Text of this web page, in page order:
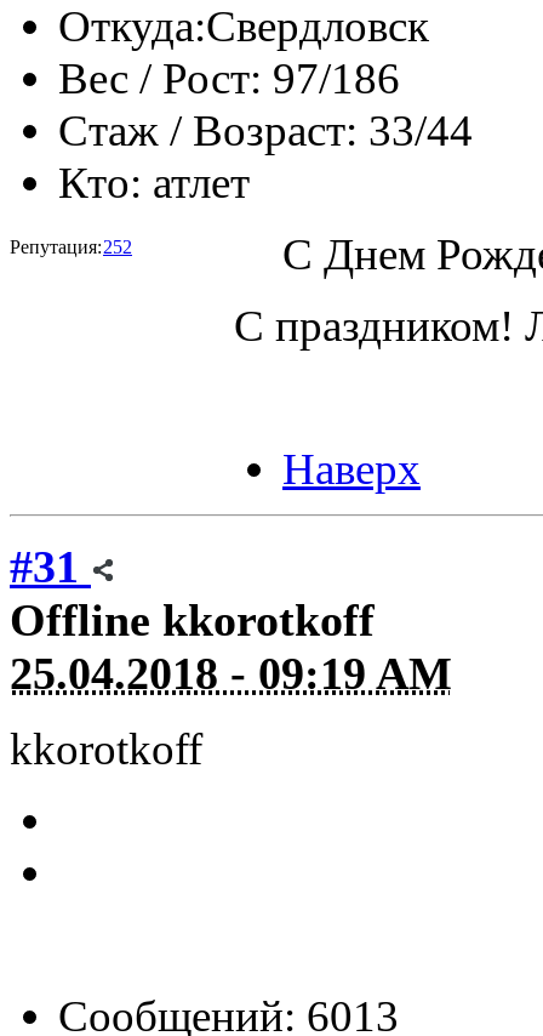
Откуда:Свердловск
Вес / Рост: 97/186
Стаж / Возраст: 33/44
Кто: атлет
Репутация:252
С Днем
С праздником!
Наверх
#31
Offline kkorotkoff
25.04.2018 - 09:19 AM
kkorotkoff
Сообщений: 6013